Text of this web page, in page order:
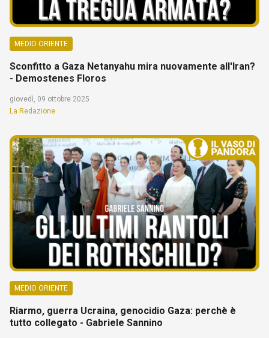
MEDIO ORIENTE
Sconfitto a Gaza Netanyahu mira nuovamente all'Iran?
- Demostenes Floros
giovedì, 09 ottobre 2025
La Redazione
MEDIO ORIENTE
Riarmo, guerra Ucraina, genocidio Gaza: perchè è
tutto collegato - Gabriele Sannino